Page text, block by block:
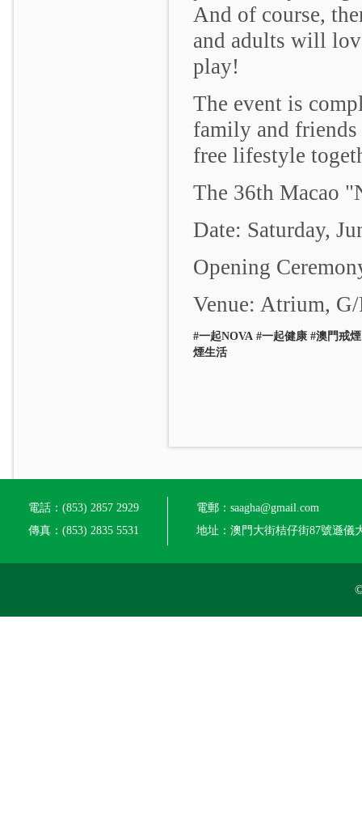
And of course,
and adults will
play!
The event is
family and
free lifestyle
The 36th Macao
Date: Saturday,
Opening
Venue: Atrium,
#一起NOVA #一起健康 #澳門戒
煙生活
電話：(853) 2857 2929
傳真：(853) 2835 5531
電郵：saagha@gmail.com
地址：澳門大街桔仔街87號遜儀